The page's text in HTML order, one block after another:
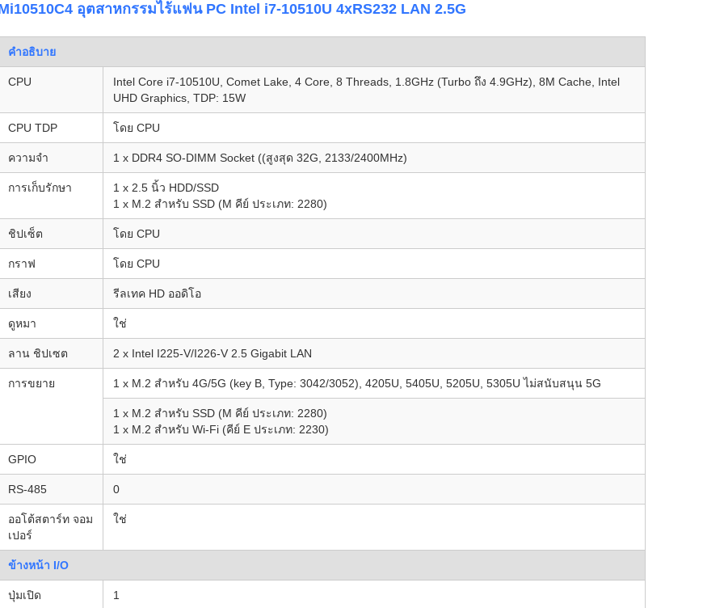
อุตสาหกรรมไร้แฟน PC Intel i7-10510U 4xRS232 LAN 2.5G
คําอธิบาย
CPU
Intel Core i7-10510U, Comet Lake, 4 Core, 8 Threads, 1.8GHz (Turbo ถึง 4.9GHz), 8M Cache, Intel
UHD Graphics, TDP: 15W
CPU TDP โดย CPU
ความจํา 1 x DDR4 SO-DIMM Socket ((สูงสุด 32G, 2133/2400MHz)
การเก็บรักษา
1 x 2.5 นิ้ว HDD/SSD
1 x M.2 สําหรับ SSD (M คีย์ ประเภท: 2280)
ชิปเซ็ต โดย CPU
กราฟ โดย CPU
เสียง รีลเทค HD ออดิโอ
ดูหมา ใช่
ลาน ชิปเซต 2 x Intel I225-V/I226-V 2.5 Gigabit LAN
การขยาย 1 x M.2 สําหรับ 4G/5G (key B, Type: 3042/3052), 4205U, 5405U, 5205U, 5305U ไม่สนับสนุน 5G
1 x M.2 สําหรับ SSD (M คีย์ ประเภท: 2280)
1 x M.2 สําหรับ Wi-Fi (คีย์ E ประเภท: 2230)
GPIO ใช่
RS-485 0
ออโต้สตาร์ท จอม
เปอร์
ใช่
ข้างหน้า I/O
ปุ่มเปิด 1